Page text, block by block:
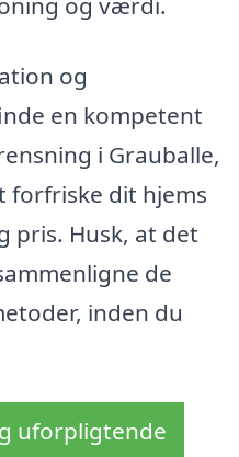
og
en kompetent
i Grauballe,
forfriske dit hjems
pris. Husk, at det
de
inden du
uforpligtende